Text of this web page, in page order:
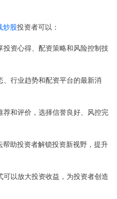
炒股投资者可以：
资心得、配资策略和风险控制技
行业趋势和配资平台的最新消
和评价，选择信誉良好、风控完
助投资者解锁投资新视野，提升
以放大投资收益，为投资者创造